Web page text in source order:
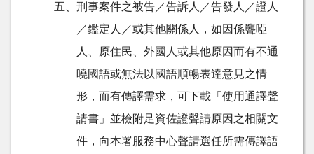
五、刑事案件之被告／告訴人／告發人／證人
／鑑定人／或其他關係人，如因係聾啞
人、原住民、外國人或其他原因而有不通
曉國語或無法以國語順暢表達意見之情
形，而有傳譯需求，可下載「使用通譯聲
請書」並檢附足資佐證聲請原因之相關文
件，向本署服務中心聲請選任所需傳譯語